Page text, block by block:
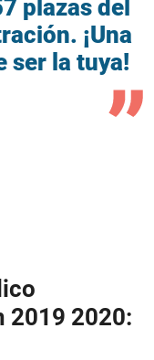
plazas del
¡Una
ser la tuya!
2019 2020: